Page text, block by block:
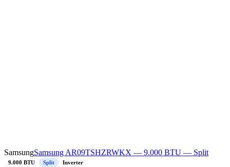
SamsungSamsung AR09TSHZRWKX — 9.000 BTU — Split
9.000 BTU Split Inverter